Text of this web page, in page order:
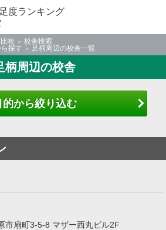
度ランキング
較
校舎検索
探す
足柄周辺の校舎一覧
柄周辺の校舎
的から絞り込む
市扇町3-5-8 マザー西丸ビル2F